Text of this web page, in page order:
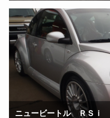
ニュービートル ＲＳｉ